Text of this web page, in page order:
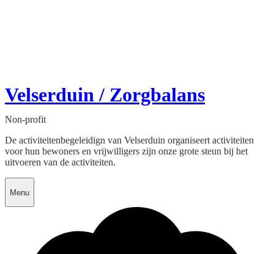
Velserduin / Zorgbalans
Non-profit
De activiteitenbegeleidign van Velserduin organiseert activiteiten
voor hun bewoners en vrijwilligers zijn onze grote steun bij het
uitvoeren van de activiteiten.
Menu